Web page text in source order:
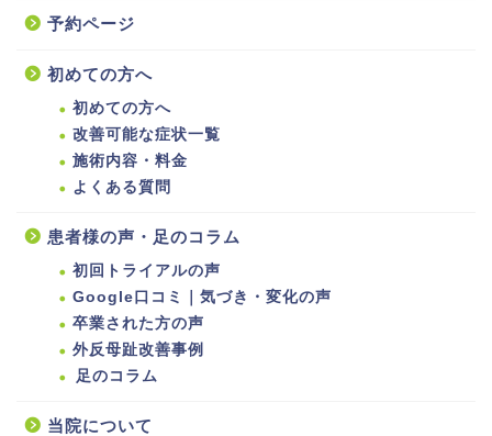
予約ページ
初めての方へ
初めての方へ
改善可能な症状一覧
施術内容・料金
よくある質問
患者様の声・足のコラム
初回トライアルの声
Google口コミ｜気づき・変化の声
卒業された方の声
外反母趾改善事例
足のコラム
当院について